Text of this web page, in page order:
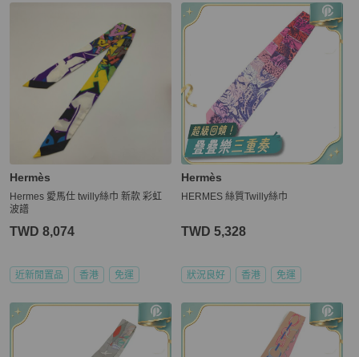
Hermès
Hermes 愛馬仕 twilly絲巾 新款 彩虹
波譜
TWD 8,074
近新閒置品 香港 免運
Hermès
HERMES 絲質Twilly絲巾
TWD 5,328
狀況良好 香港 免運